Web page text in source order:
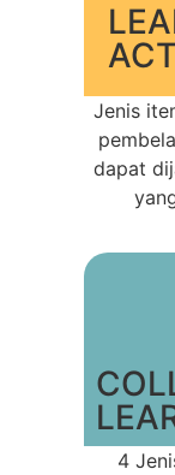
Jenis
dapat
4